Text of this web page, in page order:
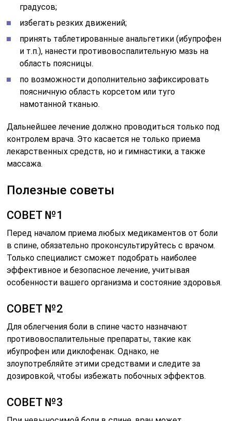
градусов;
избегать резких движений;
принять таблетированные анальгетики (ибупрофен
и т.п.), нанести противовоспалительную мазь на
область поясницы.
по возможности дополнительно зафиксировать
поясничную область корсетом или туго
намотанной тканью.
Дальнейшее лечение должно проводиться только под
контролем врача. Это касается не только приема
лекарственных средств, но и гимнастики, а также
массажа.
Полезные советы
СОВЕТ №1
Перед началом приема любых медикаментов от боли
в спине, обязательно проконсультируйтесь с врачом.
Только специалист сможет подобрать наиболее
эффективное и безопасное лечение, учитывая
особенности вашего организма и состояние здоровья.
СОВЕТ №2
Для облегчения боли в спине часто назначают
противовоспалительные препараты, такие как
ибупрофен или диклофенак. Однако, не
злоупотребляйте этими средствами и следите за
дозировкой, чтобы избежать побочных эффектов.
СОВЕТ №3